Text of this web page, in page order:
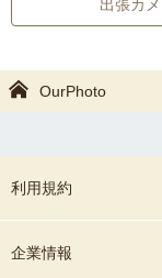
出張カ
OurPhoto
利用規約
企業情報